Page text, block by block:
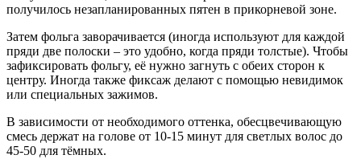
получилось незапланированных пятен в прикорневой зоне.
Затем фольга заворачивается (иногда используют для каждой
пряди две полоски – это удобно, когда пряди толстые). Чтобы
зафиксировать фольгу, её нужно загнуть с обеих сторон к
центру. Иногда также фиксаж делают с помощью невидимок
или специальных зажимов.
В зависимости от необходимого оттенка, обесцвечивающую
смесь держат на голове от 10-15 минут для светлых волос до
45-50 для тёмных.